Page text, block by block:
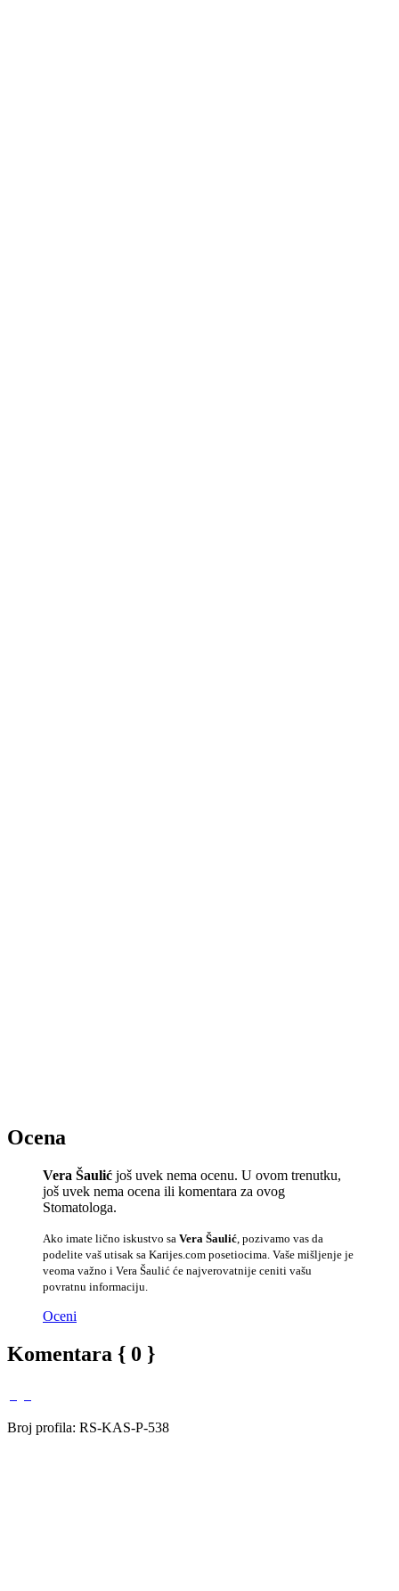
Ocena
Vera Šaulić još uvek nema ocenu. U ovom trenutku,
još uvek nema ocena ili komentara za ovog
Stomatologa.
Ako imate lično iskustvo sa Vera Šaulić , pozivamo vas da
podelite vaš utisak sa Karijes.com posetiocima. Vaše mišljenje je
veoma važno i Vera Šaulić će najverovatnije ceniti vašu
povratnu informaciju.
Oceni
Komentara { 0 }
Broj profila: RS-KAS-P-538